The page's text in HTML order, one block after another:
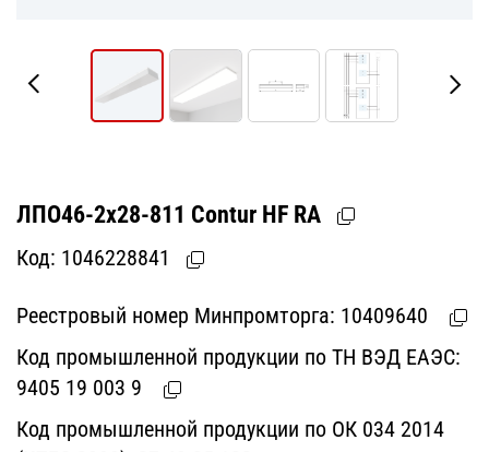
ЛПО46-2х28-811 Contur HF RA
Код: 1046228841
Реестровый номер Минпромторга: 10409640
Код промышленной продукции по ТН ВЭД ЕАЭС:
9405 19 003 9
Код промышленной продукции по ОК 034 2014